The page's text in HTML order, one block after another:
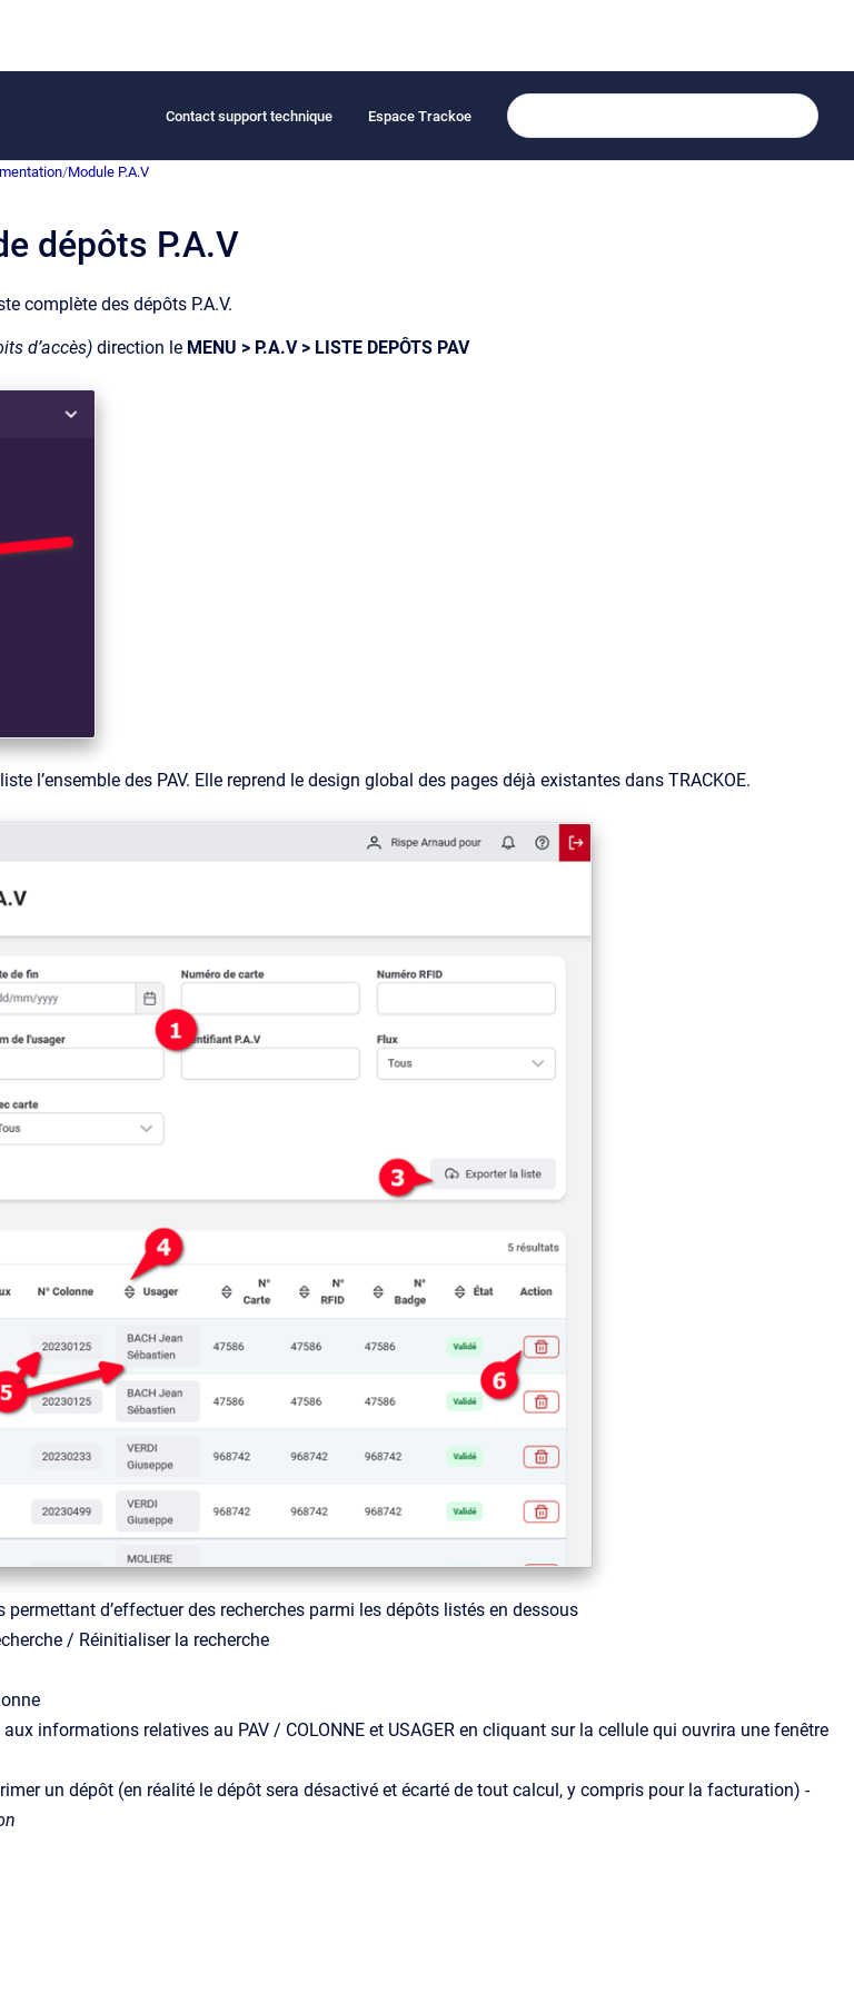
Contact support technique Espace Trackoe
/Module P.A.V
dépôts P.A.V
complète des dépôts P.A.V.
d’accès) direction le MENU > P.A.V > LISTE DEPÔTS PAV
l’ensemble des PAV. Elle reprend le design global des pages déjà existantes dans TRACKOE.
permettant d’effectuer des recherches parmi les dépôts listés en dessous
/ Réinitialiser la recherche
informations relatives au PAV / COLONNE et USAGER en cliquant sur la cellule qui ouvrira une fenêtre
un dépôt (en réalité le dépôt sera désactivé et écarté de tout calcul, y compris pour la facturation) -